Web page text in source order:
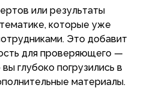
или результаты
которые уже
Это добавит
для проверяющего —
глубоко погрузились в
материалы.